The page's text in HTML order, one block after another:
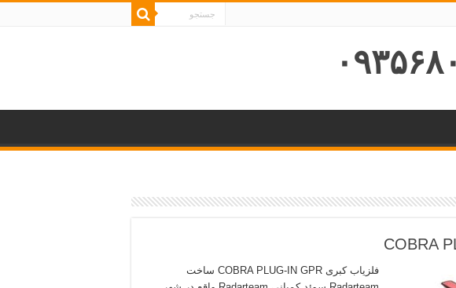
فلزیاب کبری COBRA PLUG-IN GPR ساخت